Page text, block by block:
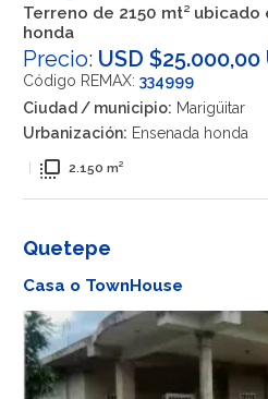
Terreno de 2150 mt²
honda
Precio: USD $25.000,00
Código REMAX: 334999
Ciudad / municipio: Marigüitar
Urbanización: Ensenada honda
flip_to_front 2.150 m²
Quetepe
Casa o TownHouse